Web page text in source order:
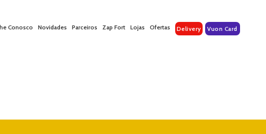
Conosco Novidades Parceiros Zap Fort Lojas Ofertas Delivery Vuon Card